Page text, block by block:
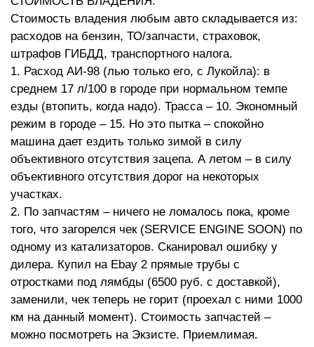
Стоимость владения любым авто складывается из:
расходов на бензин, ТО/запчасти, страховок,
штрафов ГИБДД, транспортного налога.
1. Расход АИ-98 (лью только его, с Лукойла): в
среднем 17 л/100 в городе при нормальном темпе
езды (втопить, когда надо). Трасса – 10. Экономный
режим в городе – 15. Но это пытка – спокойно
машина дает ездить только зимой в силу
объективного отсутствия зацепа. А летом – в силу
объективного отсутствия дорог на некоторых
участках.
2. По запчастям – ничего не ломалось пока, кроме
того, что загорелся чек (SERVICE ENGINE SOON) по
одному из катализаторов. Сканировал ошибку у
дилера. Купил на Ebay 2 прямые трубы с
отростками под лямбды (6500 руб. с доставкой),
заменили, чек теперь не горит (проехал с ними 1000
км на данный момент). Стоимость запчастей –
можно посмотреть на Экзисте. Приемлимая.